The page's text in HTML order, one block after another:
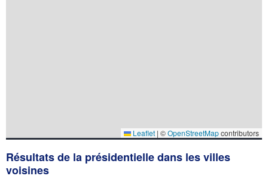
Leaflet | ©OpenStreetMapcontributors
Résultats de la présidentielle dans les villes
voisines